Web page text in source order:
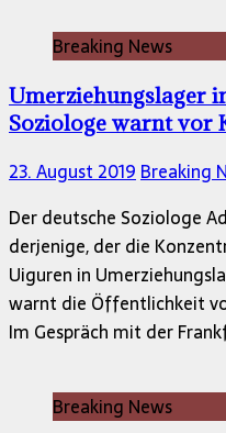
Breaking News
Umerziehungslager
Soziologe warnt vor
23. August 2019 Breaking
Der deutsche Soziologe
derjenige, der die
Uiguren in
warnt die Öffentlichkeit
Im Gespräch mit der
Breaking News